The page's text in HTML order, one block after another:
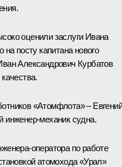
оценили заслуги Ивана
посту капитана нового
Александрович Курбатов
«Атомфлота» ‒ Евгений
инженер-механик судна.
оператора по работе
атомохода «Урал»